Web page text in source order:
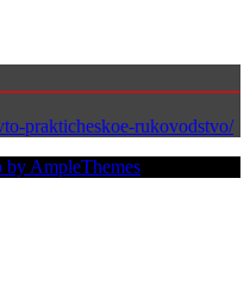
prakticheskoe-rukovodstvo/
AmpleThemes